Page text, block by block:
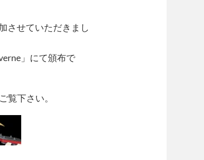
させていただきまし
」にて頒布で
覧下さい。